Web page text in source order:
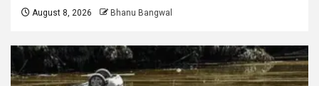
August 8, 2026 Bhanu Bangwal